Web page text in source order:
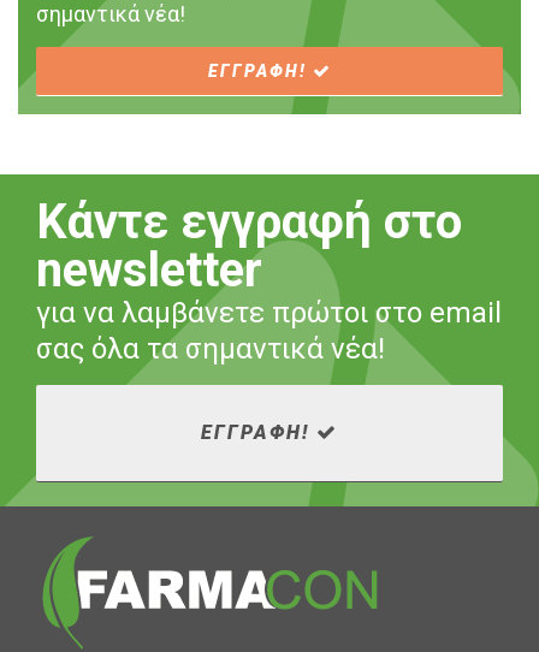
σημαντικά νέα!
ΕΓΓΡΑΦΗ!
Κάντε εγγραφή στο
newsletter
για να λαμβάνετε πρώτοι στο email
σας όλα τα σημαντικά νέα!
ΕΓΓΡΑΦΗ!